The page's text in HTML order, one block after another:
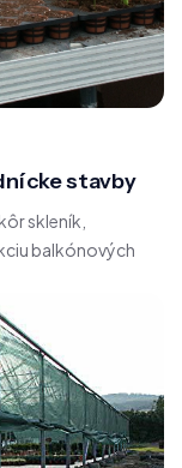
stavby
skleník,
balkónových